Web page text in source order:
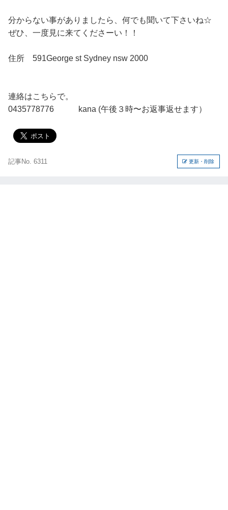
分からない事がありましたら、何でも聞いて下さいね☆
ぜひ、一度見に来てくださーい！！
住所 591George st Sydney nsw 2000
連絡はこちらで。
0435778776 kana (午後３時〜お返事返せます）
記事No. 6311 更新・削除